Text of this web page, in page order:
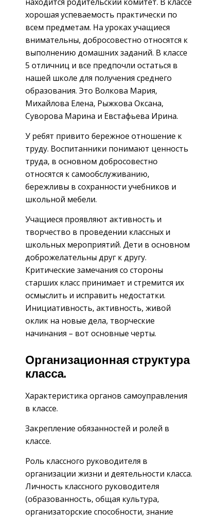
хорошая успеваемость практически по
всем предметам. На уроках учащиеся
внимательны, добросовестно относятся к
выполнению домашних заданий. В классе
5 отличниц и все предпочли остаться в
нашей школе для получения среднего
образования. Это Волкова Мария,
Михайлова Елена, Рыжкова Оксана,
Суворова Марина и Евстафьева Ирина.
У ребят привито бережное отношение к
труду. Воспитанники понимают ценность
труда, в основном добросовестно
относятся к самообслуживанию,
бережливы в сохранности учебников и
школьной мебели.
Учащиеся проявляют активность и
творчество в проведении классных и
школьных мероприятий. Дети в основном
доброжелательны друг к другу.
Критические замечания со стороны
старших класс принимает и стремится их
осмыслить и исправить недостатки.
Инициативность, активность, живой
оклик на новые дела, творческие
начинания – вот основные черты.
Организационная структура
класса.
Характеристика органов самоуправления
в классе.
Закрепление обязанностей и ролей в
классе.
Роль классного руководителя в
организации жизни и деятельности класса.
Личность классного руководителя
(образованность, общая культура,
организаторские способности, знание